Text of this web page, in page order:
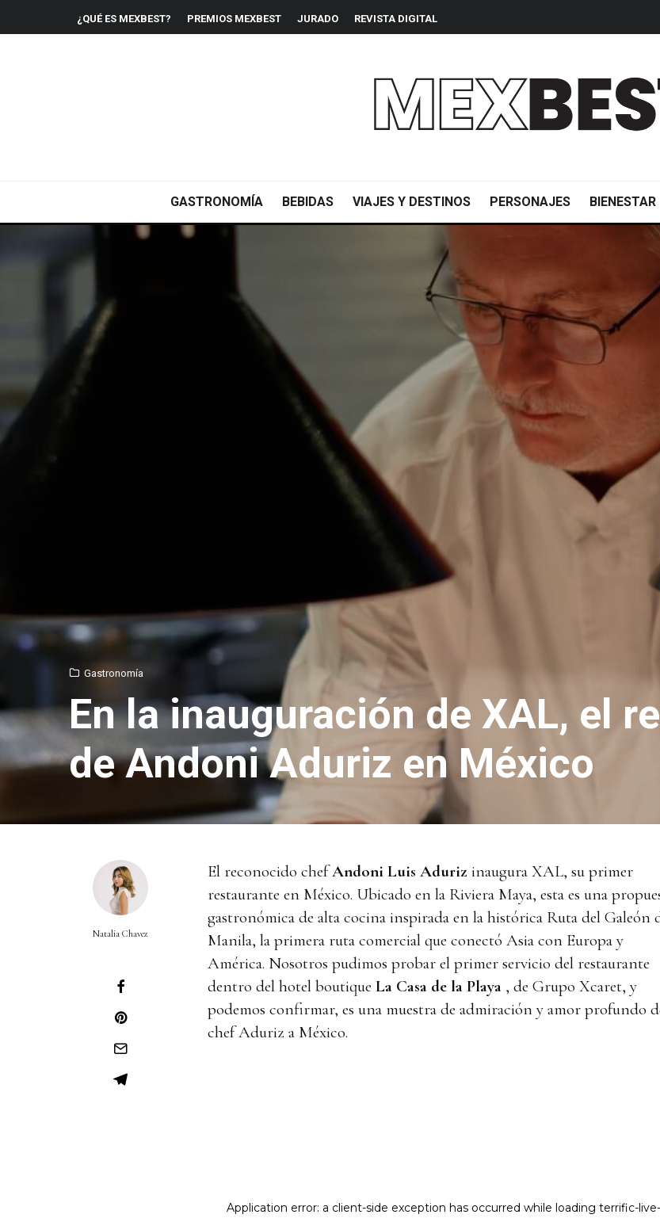
¿QUÉ ES MEXBEST? PREMIOS MEXBEST JURADO REVISTA DIGITAL
GASTRONOMÍA BEBIDAS VIAJES Y DESTINOS PERSONAJES BIENESTAR
Gastronomía
En la inauguración de XAL, el
de Andoni Aduriz en México
Natalia Chavez
El reconocido chefAndoni Luis Aduriz inaugura XAL, su primer
restaurante en México. Ubicado en la Riviera Maya, esta es una
gastronómica de alta cocina inspirada en la histórica Ruta del Galeón
Manila, la primera ruta comercial que conectó Asia con Europa y
América. Nosotros pudimos probar el primer servicio del restaurante
dentro del hotel boutique La Casa de la Playa , de Grupo Xcaret, y
podemos confirmar, es una muestra de admiración y amor profundo
chef Aduriz a México.